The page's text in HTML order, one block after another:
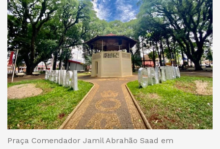
Praça Comendador Jamil Abrahão Saad em